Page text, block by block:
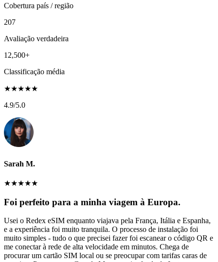
Cobertura país / região
207
Avaliação verdadeira
12,500+
Classificação média
★★★★★
4.9/5.0
Sarah M.
★★★★★
Foi perfeito para a minha viagem à Europa.
Usei o Redex eSIM enquanto viajava pela França, Itália e Espanha,
e a experiência foi muito tranquila. O processo de instalação foi
muito simples - tudo o que precisei fazer foi escanear o código QR e
me conectar à rede de alta velocidade em minutos. Chega de
procurar um cartão SIM local ou se preocupar com tarifas caras de